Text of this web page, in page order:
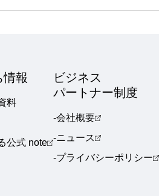
情報
料
公式 note
ビジネス
パートナー制度
-会社概要
-ニュース
-プライバシーポリシー